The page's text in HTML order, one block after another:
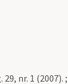
nr. 1 (2007).